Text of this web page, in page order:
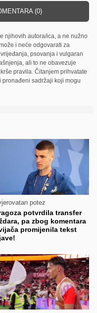
(0)
njihovih autora/ica, a ne nužno
i neće odgovarati za
psovanja i vulgaran
ali to ne obavezuje
pravila. Čitanjem prihvatate
pronađeni sadržaji koji mogu
potez
potvrdila transfer
pa zbog komentara
promijenila tekst